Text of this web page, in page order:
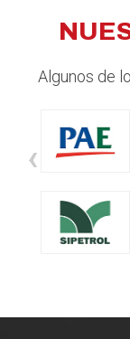
Algunos de
‹